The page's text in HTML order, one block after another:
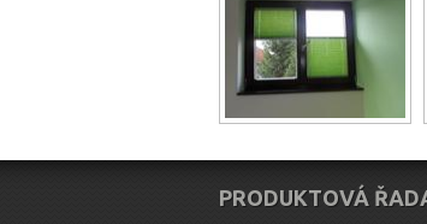
PRODUKTOVÁ